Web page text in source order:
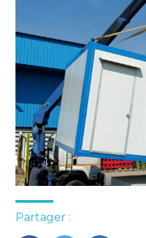
Partager :